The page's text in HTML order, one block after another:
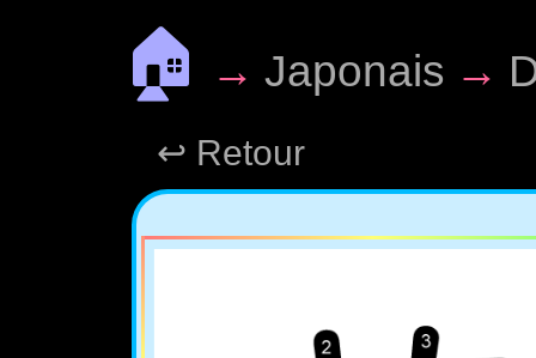
🏠 → Japonais →
↩ Retour